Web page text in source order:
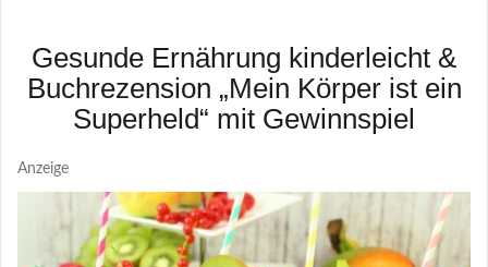
Gesunde Ernährung kinderleicht &
Buchrezension „Mein Körper ist ein
Superheld“ mit Gewinnspiel
Anzeige